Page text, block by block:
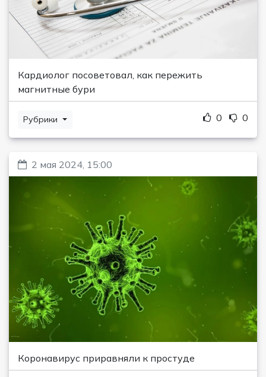
Кардиолог посоветовал, как пережить
магнитные бури
Рубрики 0 0
2 мая 2024, 15:00
Коронавирус приравняли к простуде